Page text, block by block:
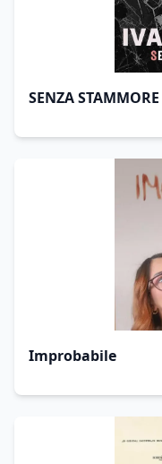
SENZA STAMMORE
Improbabile